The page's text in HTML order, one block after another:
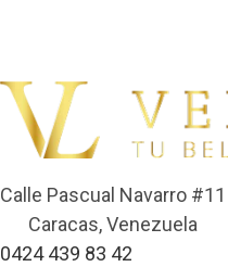
Calle Pascual Navarro #11
Caracas, Venezuela
0424 439 83 42